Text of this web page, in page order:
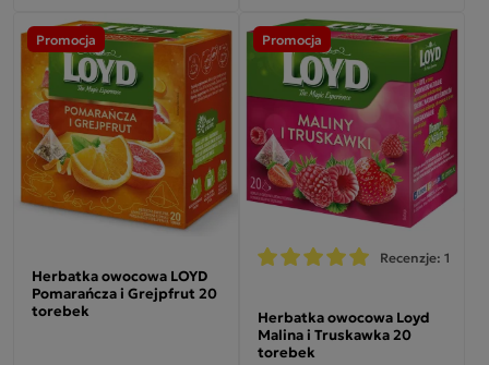
Promocja
Herbatka owocowa LOYD
Pomarańcza i Grejpfrut 20
torebek
Promocja
Recenzje: 1
Herbatka owocowa Loyd
Malina i Truskawka 20
torebek